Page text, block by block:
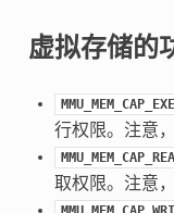
虚拟存储的
行权限。注意
取权限。注意